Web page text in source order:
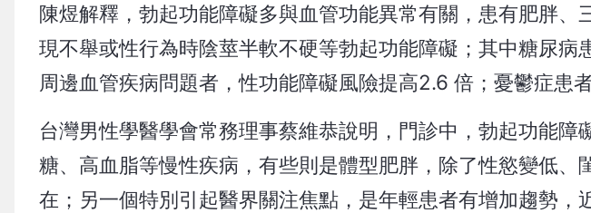
陳煜解釋，勃起功能障礙多與血管功能異常有關，患有肥胖、
現不舉或性行為時陰莖半軟不硬等勃起功能障礙；其中糖尿病
周邊血管疾病問題者，性功能障礙風險提高2.6 倍；憂鬱症患
台灣男性學醫學會常務理事蔡維恭說明，門診中，勃起功能障
糖、高血脂等慢性疾病，有些則是體型肥胖，除了性慾變低、
在；另一個特別引起醫界關注焦點，是年輕患者有增加趨勢